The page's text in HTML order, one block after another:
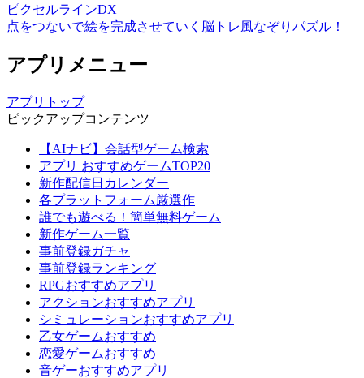
ピクセルラインDX
点をつないで絵を完成させていく脳トレ風なぞりパズル！
アプリメニュー
アプリトップ
ピックアップコンテンツ
【AIナビ】会話型ゲーム検索
アプリ おすすめゲームTOP20
新作配信日カレンダー
各プラットフォーム厳選作
誰でも遊べる！簡単無料ゲーム
新作ゲーム一覧
事前登録ガチャ
事前登録ランキング
RPGおすすめアプリ
アクションおすすめアプリ
シミュレーションおすすめアプリ
乙女ゲームおすすめ
恋愛ゲームおすすめ
音ゲーおすすめアプリ